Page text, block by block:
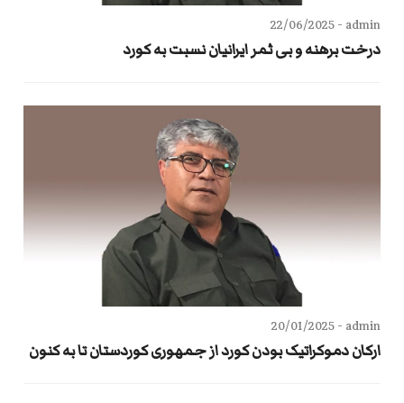
admin -
22/06/2025
درخت برهنه‌ و بی ثمر ایرانیان نسبت به کورد
admin -
20/01/2025
ارکان دموکراتیک بودن کورد از جمهوری کوردستان تا به کنون